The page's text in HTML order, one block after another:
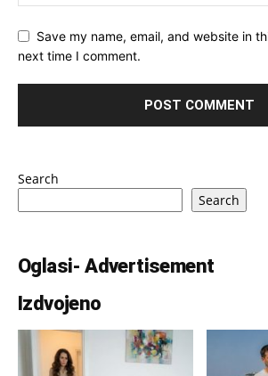
Save my name, email, and website in
next time I comment.
Search
Search
Oglasi- Advertisement
Izdvojeno